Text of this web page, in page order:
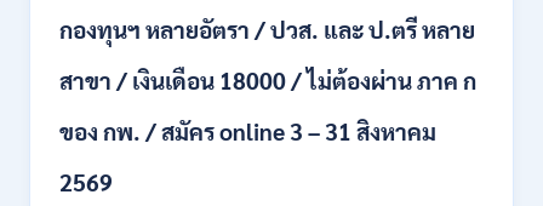
ภาค
ของ
/
กองทุนฯ หลายอัตรา / ปวส. และ ป.ตรี หลาย
สาขา / เงินเดือน 18000 / ไม่ต้องผ่าน ภาค ก
ของ กพ. / สมัคร online 3 – 31 สิงหาคม
2569